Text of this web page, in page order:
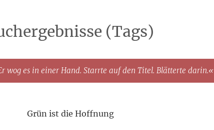
(Tags)
wog es in einer Hand. Starrte auf den Titel. Blätterte darin.«
Grün ist die Hoffnung